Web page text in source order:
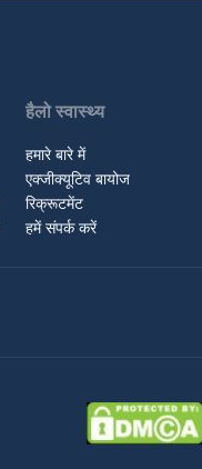
हैलो स्वास्थ्य
हमारे बारे में
एक्जीक्यूटिव बायोज
रिक्रूटमेंट
हमें संपर्क करें